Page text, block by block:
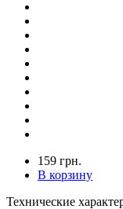
159 грн.
В корзину
Технические